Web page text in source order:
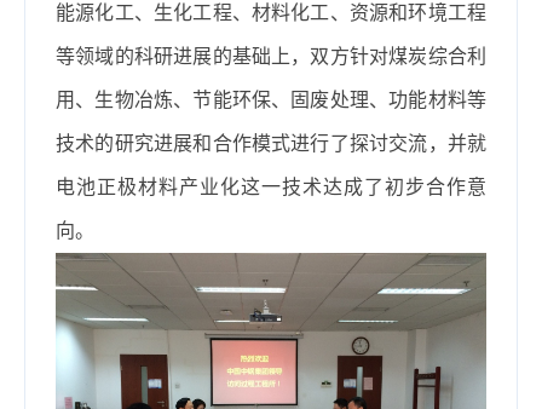
能源化工、生化工程、材料化工、资源和环境工程
等领域的科研进展的基础上，双方针对煤炭综合利
用、生物冶炼、节能环保、固废处理、功能材料等
技术的研究进展和合作模式进行了探讨交流，并就
电池正极材料产业化这一技术达成了初步合作意
向。